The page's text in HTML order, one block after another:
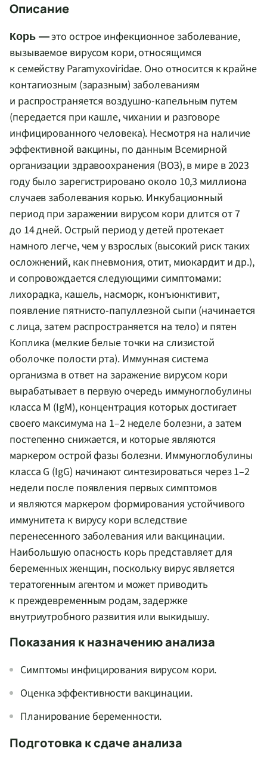
Описание
Корь —это острое инфекционное заболевание,
вызываемое вирусом кори, относящимся
к семейству Paramyxoviridae. Оно относится к крайне
контагиозным (заразным) заболеваниям
и распространяется воздушно-капельным путем
(передается при кашле, чихании и разговоре
инфицированного человека). Несмотря на наличие
эффективной вакцины, по данным Всемирной
организации здравоохранения (ВОЗ), в мире в 2023
году было зарегистрировано около 10,3 миллиона
случаев заболевания корью. Инкубационный
период при заражении вирусом кори длится от 7
до 14 дней. Острый период у детей протекает
намного легче, чем у взрослых (высокий риск таких
осложнений, как пневмония, отит, миокардит и др.),
и сопровождается следующими симптомами:
лихорадка, кашель, насморк, конъюнктивит,
появление пятнисто-папуллезной сыпи (начинается
с лица, затем распространяется на тело) и пятен
Коплика (мелкие белые точки на слизистой
оболочке полости рта). Иммунная система
организма в ответ на заражение вирусом кори
вырабатывает в первую очередь иммуноглобулины
класса M (IgM), концентрация которых достигает
своего максимума на 1–2 неделе болезни, а затем
постепенно снижается, и которые являются
маркером острой фазы болезни. Иммуноглобулины
класса G (IgG) начинают синтезироваться через 1–2
недели после появления первых симптомов
и являются маркером формирования устойчивого
иммунитета к вирусу кори вследствие
перенесенного заболевания или вакцинации.
Наибольшую опасность корь представляет для
беременных женщин, поскольку вирус является
тератогенным агентом и может приводить
к преждевременным родам, задержке
внутриутробного развития или выкидышу.
Показания к назначению анализа
Симптомы инфицирования вирусом кори.
Оценка эффективности вакцинации.
Планирование беременности.
Подготовка к сдаче анализа